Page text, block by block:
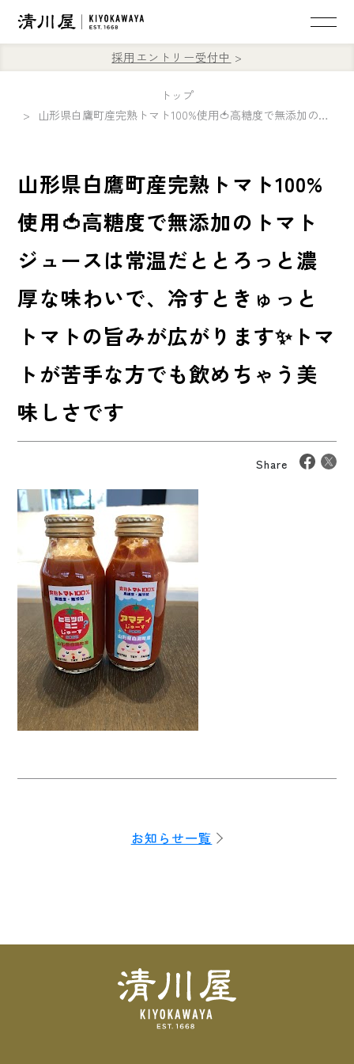
採用エントリー受付中
トップ
山形県白鷹町産完熟トマト100%使用🍅高糖度で無添加のトマトジュースは常温だととろっと濃厚な味わいで、冷すときゅっとトマトの旨みが広がります✨トマトが苦手な方でも飲めちゃう美味しさです
山形県白鷹町産完熟トマト100%
使用🍅高糖度で無添加のトマト
ジュースは常温だととろっと濃
厚な味わいで、冷すときゅっと
トマトの旨みが広がります✨トマ
トが苦手な方でも飲めちゃう美
味しさです
Share
お知らせ一覧